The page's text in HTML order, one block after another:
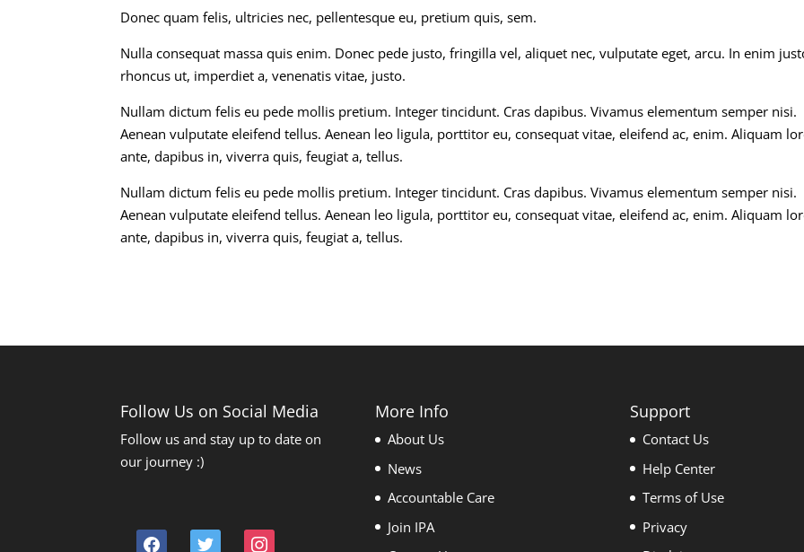
Donec quam felis, ultricies nec, pellentesque eu, pretium quis, sem.
Nulla consequat massa quis enim. Donec pede justo, fringilla vel, aliquet nec, vulputate eget, arcu. In enim
rhoncus ut, imperdiet a, venenatis vitae, justo.
Nullam dictum felis eu pede mollis pretium. Integer tincidunt. Cras dapibus. Vivamus elementum semper nisi.
Aenean vulputate eleifend tellus. Aenean leo ligula, porttitor eu, consequat vitae, eleifend ac, enim. Aliquam
ante, dapibus in, viverra quis, feugiat a, tellus.
Nullam dictum felis eu pede mollis pretium. Integer tincidunt. Cras dapibus. Vivamus elementum semper nisi.
Aenean vulputate eleifend tellus. Aenean leo ligula, porttitor eu, consequat vitae, eleifend ac, enim. Aliquam
ante, dapibus in, viverra quis, feugiat a, tellus.
Follow Us on Social Media
Follow us and stay up to date on
our journey :)
facebook twitter instagram
More Info
About Us
News
Accountable Care
Join IPA
Support
Contact Us
Help Center
Terms of Use
Privacy